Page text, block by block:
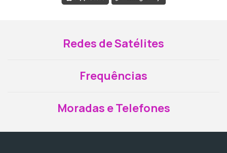
Redes de Satélites
Frequências
Moradas e Telefones